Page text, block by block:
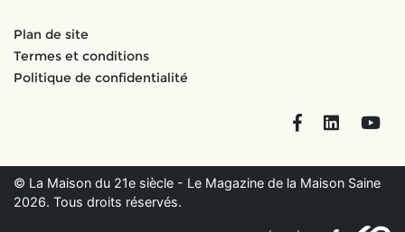
Plan de site
Termes et conditions
Politique de confidentialité
FacebookLinkedIn
© La Maison du 21e siècle - Le Magazine de la Maison Saine
2026. Tous droits réservés.